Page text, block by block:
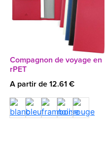
Compagnon de voyage en
rPET
A partir de 12.61 €